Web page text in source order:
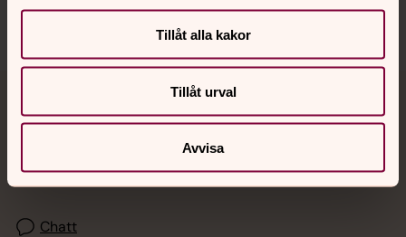
Tillåt alla kakor
Tillåt urval
Avvisa
Jourhavande präst
Akut samtals- och krisstöd. Prata eller chatta anonymt
med en präst på kvällar och nätter.
Chatt